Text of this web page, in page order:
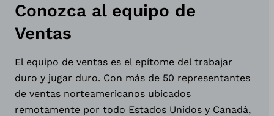
Conozca al equipo de
Ventas
El equipo de ventas es el epítome del trabajar
duro y jugar duro. Con más de 50 representantes
de ventas norteamericanos ubicados
remotamente por todo Estados Unidos y Canadá,